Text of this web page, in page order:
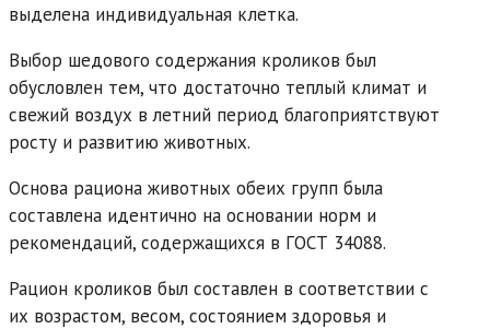
выделена индивидуальная клетка.
Выбор шедового содержания кроликов был
обусловлен тем, что достаточно теплый климат и
свежий воздух в летний период благоприятствуют
росту и развитию животных.
Основа рациона животных обеих групп была
составлена идентично на основании норм и
рекомендаций, содержащихся в ГОСТ 34088.
Рацион кроликов был составлен в соответствии с
их возрастом, весом, состоянием здоровья и